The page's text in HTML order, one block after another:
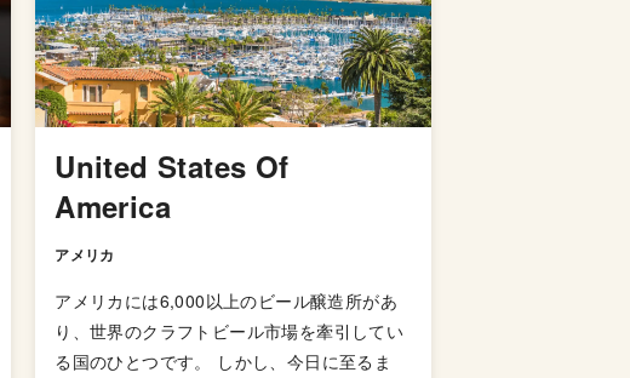
United States Of
America
アメリカ
アメリカには6,000以上のビール醸造所があ
り、世界のクラフトビール市場を牽引してい
る国のひとつです。 しかし、今日に至るま